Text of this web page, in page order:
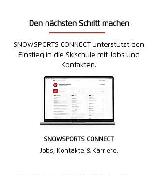
Den nächsten Schritt machen
SNOWSPORTS CONNECT unterstützt den
Einstieg in die Skischule mit Jobs und
Kontakten.
SNOWSPORTS CONNECT
Jobs, Kontakte & Karriere.